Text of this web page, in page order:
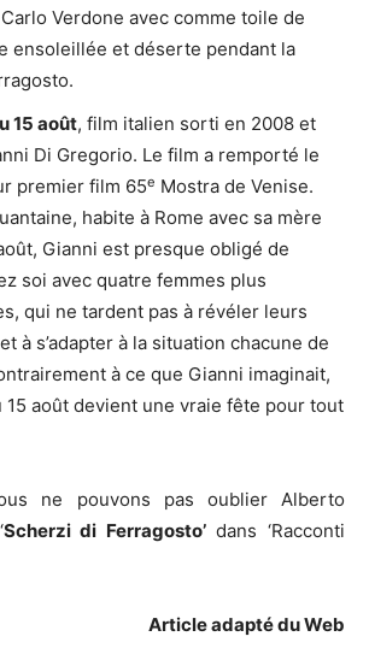
Verdone avec comme toile de
ensoleillée et déserte pendant la
15 août, film italien sorti en 2008 et
Di Gregorio. Le film a remporté le
premier film 65e Mostra de Venise.
habite à Rome avec sa mère
Gianni est presque obligé de
soi avec quatre femmes plus
qui ne tardent pas à révéler leurs
à s’adapter à la situation chacune de
à ce que Gianni imaginait,
15 août devient une vraie fête pour tout
ne pouvons pas oublier Alberto
Scherzi di Ferragosto’dans ‘Racconti
Article adapté du Web